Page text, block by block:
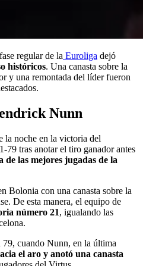
regular de la Euroliga dejó
históricos. Una canasta sobre la
y una remontada del líder fueron
Nunn
la noche en la victoria del
79 tras anotar el tiro ganador antes
de las mejores jugadas de la
Bolonia con una canasta sobre la
De esta manera, el equipo de
número 21, igualando las
79, cuando Nunn, en la última
el aro y anotó una canasta